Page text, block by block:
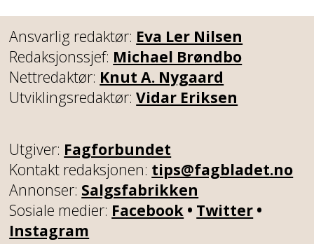
Ansvarlig redaktør: Eva Ler Nilsen
Redaksjonssjef: Michael Brøndbo
Nettredaktør: Knut A. Nygaard
Utviklingsredaktør:Vidar Eriksen
Utgiver: Fagforbundet
Kontakt redaksjonen: tips@fagbladet.no
Annonser: Salgsfabrikken
Sosiale medier: Facebook • Twitter •
Instagram